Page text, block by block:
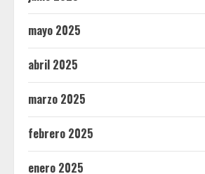
mayo 2025
abril 2025
marzo 2025
febrero 2025
enero 2025